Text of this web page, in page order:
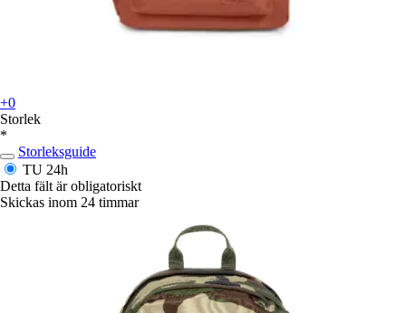
+0
Storlek
*
Storleksguide
TU 24h
Detta fält är obligatoriskt
Skickas inom 24 timmar